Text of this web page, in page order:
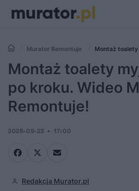
Murator Remontuje
Montaż
Wideo Murator Remontuje!
Montaż toalety
po kroku. Wideo
Remontuje!
2025-09-23 17:00
Redakcja Murator.pl